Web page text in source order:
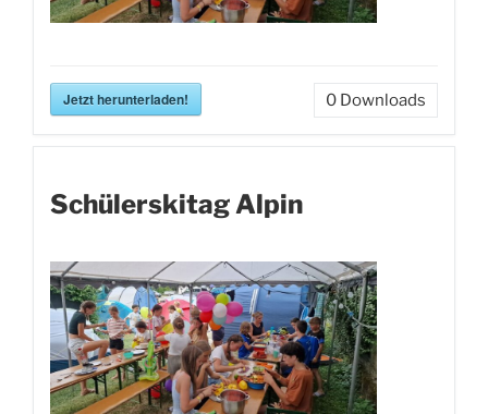
Jetzt herunterladen! 0 Downloads
Schülerskitag Alpin